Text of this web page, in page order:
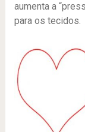
aumenta a
para os tecidos.